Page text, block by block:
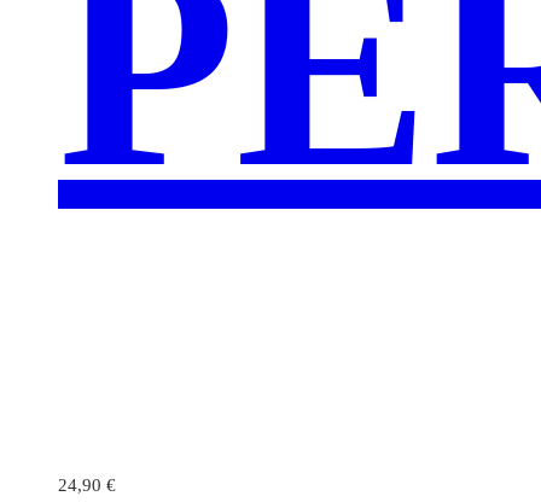
24,90 €